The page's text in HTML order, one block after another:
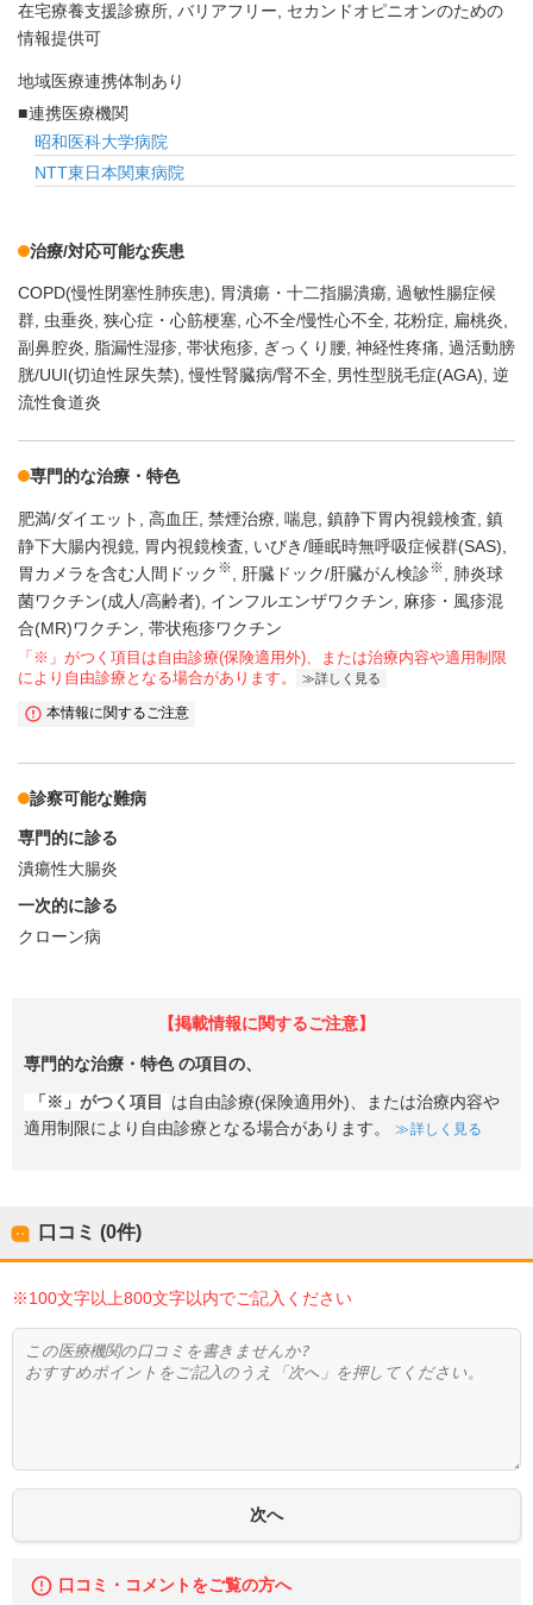
在宅療養支援診療所 バリアフリー
セカンドオピニオンのための
情報提供可
地域医療連携体制あり
連携医療機関
昭和医科大学病院
NTT東日本関東病院
治療/対応可能な疾患
COPD(慢性閉塞性肺疾患) 胃潰瘍・十二指腸潰瘍 過敏性腸症候
群 虫垂炎 狭心症・心筋梗塞 心不全/慢性心不全 花粉症
扁桃炎
副鼻腔炎
脂漏性湿疹 帯状疱疹 ぎっくり腰 神経性疼痛 過活動膀
胱/UUI(切迫性尿失禁) 慢性腎臓病/腎不全 男性型脱毛症(AGA) 逆
流性食道炎
専門的な治療・特色
肥満/ダイエット 高血圧 禁煙治療 喘息 鎮静下胃内視鏡検査 鎮
静下大腸内視鏡
胃内視鏡検査
いびき/睡眠時無呼吸症候群(SAS)
胃カメラを含む人間ドック ※ 肝臓ドック/肝臓がん検診※
肺炎球
菌ワクチン(成人/高齢者)
インフルエンザワクチン
麻疹・風疹混
合(MR)ワクチン 帯状疱疹ワクチン
「※」がつく項目は自由診療(保険適用外)、または治療内容や適用制限
により自由診療となる場合があります。
詳しく見る
本情報に関するご注意
診察可能な難病
専門的に診る
潰瘍性大腸炎
一次的に診る
クローン病
【掲載情報に関するご注意】
専門的な治療・特色の項目の、
「※」がつく項目
は自由診療(保険適用外)、または治療内容や
適用制限により自由診療となる場合があります。
詳しく見る
口コミ (0件)
※100文字以上800文字以内でご記入ください
口コミ・コメントをご覧の方へ